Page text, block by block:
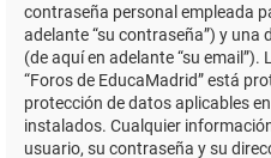
contraseña personal empleada
adelante “su contraseña”) y una
(de aquí en adelante “su
“Foros de EducaMadrid” está
protección de datos aplicables
instalados. Cualquier
usuario, su contraseña y su